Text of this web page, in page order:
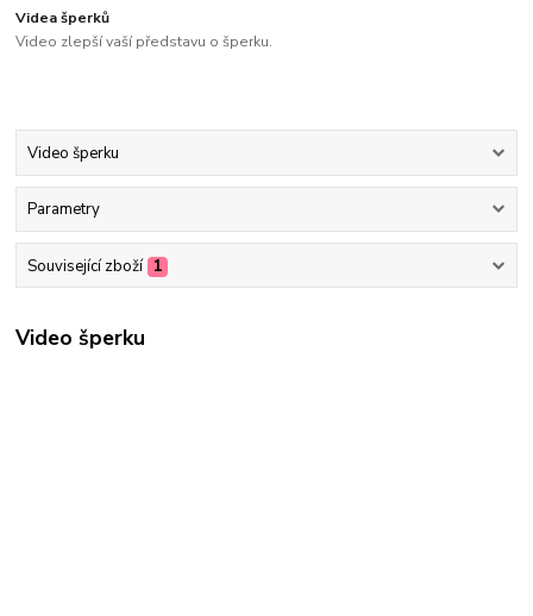
Videa šperků
Video zlepší vaší představu o šperku.
Video šperku
Parametry
Související zboží 1
Video šperku